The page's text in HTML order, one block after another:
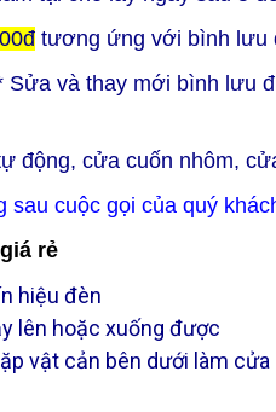
tương ứng với bình lưu
Sửa và thay mới bình lưu
động, cửa cuốn nhôm,
sau cuộc gọi của quý
rẻ
hiệu đèn
lên hoặc xuống được
vật cản bên dưới làm cửa